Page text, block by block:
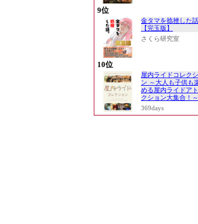
9位
金タマを捻挫した話
【完玉版】
さくら研究室
10位
屋内ライドコレク
ン ～大人も子供も
める屋内ライドア
クション大集合！～
369days